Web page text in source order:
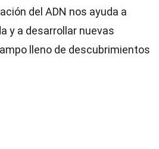
del ADN nos ayuda a
y a desarrollar nuevas
lleno de descubrimientos